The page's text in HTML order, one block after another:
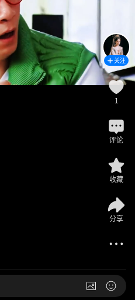
关注
1
评论
收藏
分享